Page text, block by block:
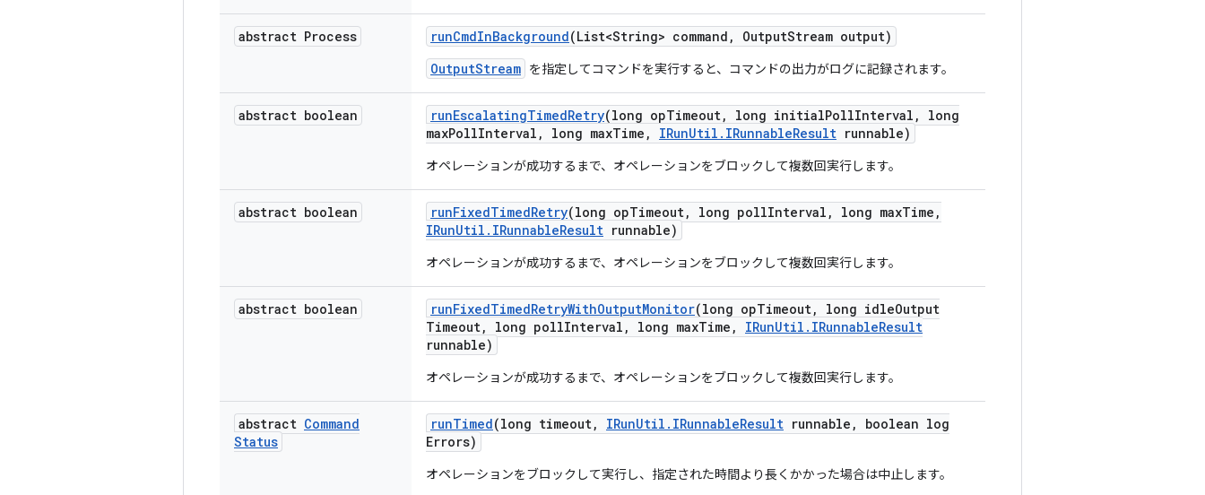
abstract Process runCmdInBackground(List<String> command , OutputStream output)
OutputStream を指定してコマンドを実行すると、コマンドの出力がログに記録されます。
abstract boolean runEscalatingTimedRetry(long opTimeout, long initialPollInterval ,
long
maxPollInterval , long maxTime , IRunUtil . IRunnableResult runnable)
オペレーションが成功するまで、オペレーションをブロックして複数回実行します。
abstract boolean runFixedTimedRetry(long opTimeout, long pollInterval , long maxTime ,
IRunUtil . IRunnableResult runnable)
オペレーションが成功するまで、オペレーションをブロックして複数回実行します。
abstract boolean runFixedTimedRetryWithOutputMonitor(long opTimeout, long idleOutput
Timeout, long pollInterval , long maxTime , IRunUtil . IRunnableResult
runnable)
オペレーションが成功するまで、オペレーションをブロックして複数回実行します。
abstract Command
Status
runTimed(long timeout, IRunUtil . IRunnableResult runnable ,
boolean log
Errors)
オペレーションをブロックして実行し、指定された時間より長くかかった場合は中止します。